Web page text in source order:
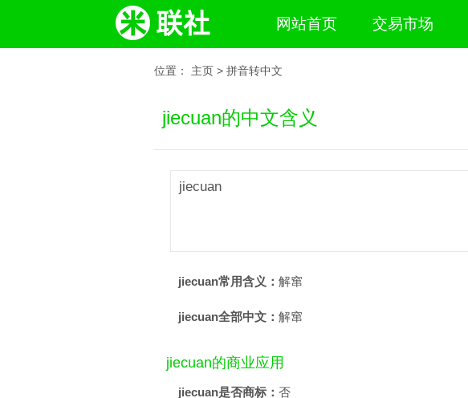
网站首页 交易市场
位置： 主页 > 拼音转中文
jiecuan的中文含义
jiecuan
jiecuan常用含义： 解窜
jiecuan全部中文： 解窜
jiecuan的商业应用
jiecuan是否商标： 否